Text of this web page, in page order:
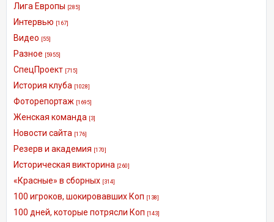
Лига Европы [285]
Интервью [167]
Видео [55]
Разное [5955]
СпецПроект [715]
История клуба [1028]
Фоторепортаж [1695]
Женская команда [3]
Новости сайта [176]
Резерв и академия [170]
Историческая викторина [260]
«Красные» в сборных [314]
100 игроков, шокировавших Коп [138]
100 дней, которые потрясли Коп [143]